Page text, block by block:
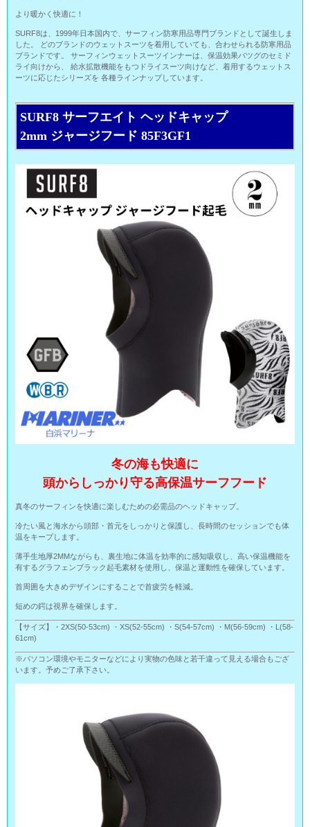
より暖かく快適に！
SURF8は、1999年日本国内で、サーフィン防寒用品専門ブランドとして誕生しま
した。 どのブランドのウェットスーツを着用していても、合わせられる防寒用品
ブランドです。 サーフィンウェットスーツインナーは、保温効果バツグのセミド
ライ向けから、 給水拡散機能をもつドライスーツ向けなど、着用するウェットス
ーツに応じたシリーズを 各種ラインナップしています。
SURF8 サーフエイト ヘッドキャップ
2mm ジャージフード 85F3GF1
冬の海も快適に
頭からしっかり守る高保温サーフフード
真冬のサーフィンを快適に楽しむための必需品のヘッドキャップ。
冷たい風と海水から頭部・首元をしっかりと保護し、長時間のセッションでも体
温をキープします。
薄手生地厚2MMながらも、裏生地に体温を効率的に感知吸収し、高い保温機能を
有するグラフェンブラック起毛素材を使用し、保温と運動性を確保しています。
首周囲を大きめデザインにすることで首疲労を軽減。
短めの鍔は視界を確保します。
【サイズ】・2XS(50-53cm) ・XS(52-55cm) ・S(54-57cm) ・M(56-59cm) ・L(58-
61cm)
※パソコン環境やモニターなどにより実物の色味と若干違って見える場合もござ
います。予めご了承下さい。